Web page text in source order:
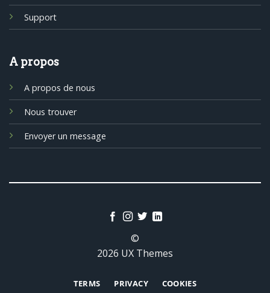
Support
A propos
A propos de nous
Nous trouver
Envoyer un message
©
2026 UX Themes
TERMS PRIVACY COOKIES